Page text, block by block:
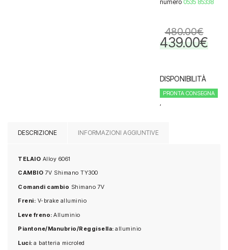
numero 0535 85338
480.00€
Il
prezzo
480.00€.
439.00€Il
prezzo
DISPONIBILITÀ
PRONTA CONSEGNA
DESCRIZIONE INFORMAZIONI AGGIUNTIVE
TELAIO Alloy 6061
CAMBIO 7V Shimano TY300
Comandi cambio Shimano 7V
Freni: V-brake alluminio
Leve freno: Alluminio
Piantone/Manubrio/Reggisella: alluminio
Luci: a batteria microled